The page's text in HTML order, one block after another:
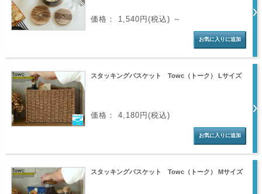
価格： 1,540円(税込) ～
スタッキングバスケット Towc（トーク） Lサイズ
価格： 4,180円(税込)
スタッキングバスケット Towc（トーク） Mサイズ